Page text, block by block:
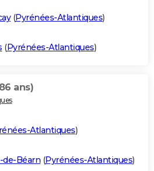
(Pyrénées-Atlantiques)
(Pyrénées-Atlantiques)
ans)
Atlantiques)
de-Béarn (Pyrénées-Atlantiques)